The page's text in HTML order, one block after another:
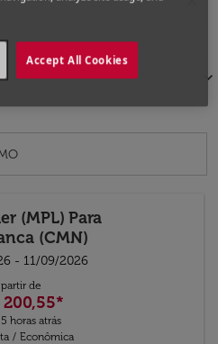
keyboard_arrow_down
(MPL) Para
(CMN)
- 11/09/2026
de
200,55*
horas atrás
/ Econômica
Accept All Cookies